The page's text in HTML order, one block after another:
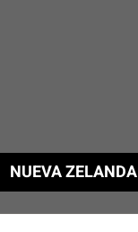
NUEVA ZELANDA